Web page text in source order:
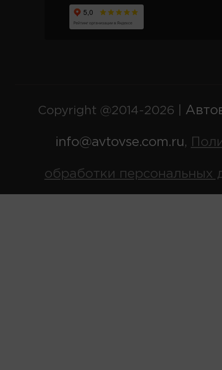
Copyright @2014-2026 |
info@avtovse.com.ru,
обработки персональных